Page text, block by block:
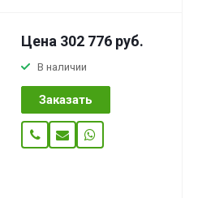
Цена 302 776 руб.
В наличии
Заказать